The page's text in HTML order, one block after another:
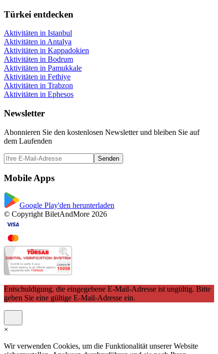
Türkei entdecken
Aktivitäten in Istanbul
Aktivitäten in Antalya
Aktivitäten in Kappadokien
Aktivitäten in Bodrum
Aktivitäten in Pamukkale
Aktivitäten in Fethiye
Aktivitäten in Trabzon
Aktivitäten in Ephesos
Newsletter
Abonnieren Sie den kostenlosen Newsletter und bleiben Sie auf
dem Laufenden
Senden
Mobile Apps
Google Play'den herunterladen
© Copyright BiletAndMore 2026
Entschuldigung, die eingegebene E-Mail-Adresse ist ungültig. Bitte
geben Sie eine gültige E-Mail-Adresse ein.
×
Wir verwenden Cookies, um die Funktionalität unserer Website